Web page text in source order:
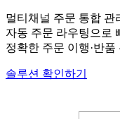
멀티채널 주문 통합 관
자동 주문 라우팅으로
정확한 주문 이행·반
솔루션 확인하기